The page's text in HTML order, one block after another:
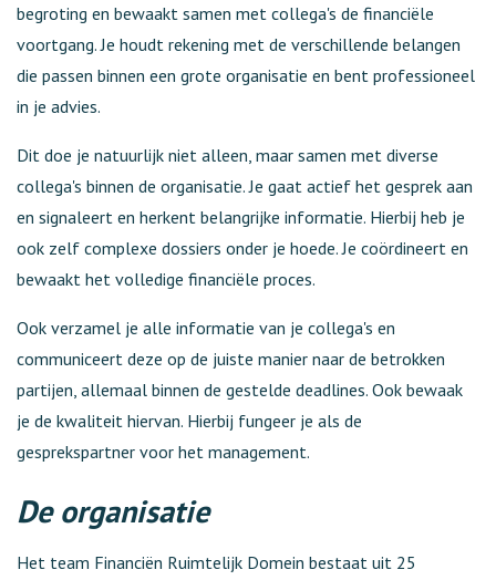
begroting en bewaakt samen met collega's de financiële
voortgang. Je houdt rekening met de verschillende belangen
die passen binnen een grote organisatie en bent professioneel
in je advies.
Dit doe je natuurlijk niet alleen, maar samen met diverse
collega's binnen de organisatie. Je gaat actief het gesprek aan
en signaleert en herkent belangrijke informatie. Hierbij heb je
ook zelf complexe dossiers onder je hoede. Je coördineert en
bewaakt het volledige financiële proces.
Ook verzamel je alle informatie van je collega's en
communiceert deze op de juiste manier naar de betrokken
partijen, allemaal binnen de gestelde deadlines. Ook bewaak
je de kwaliteit hiervan. Hierbij fungeer je als de
gesprekspartner voor het management.
De organisatie
Het team Financiën Ruimtelijk Domein bestaat uit 25